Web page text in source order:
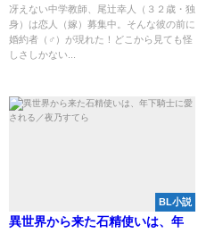
冴えない中学教師、尾辻幸人（３２歳・独
身）は恋人（嫁）募集中。そんな彼の前に
婚約者（♂）が現れた！どこから見ても怪
しさしかない...
BL小説
異世界から来た石精使いは、年